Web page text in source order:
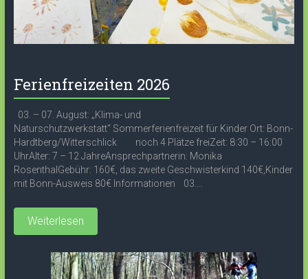
Ferienfreizeiten 2026
03. – 07. August: „Klima- und
Naturschutzwerkstatt“ Sommerferienfreizeit für Kinder Ort: Bonn-
Hardtberg/Witterschlick noch 4 Plätze freiZeit: 8:30 – 16:00
UhrAlter: 7 – 12 JahreAnsprechpartnerin: Monika
RosenthalGebühr: 160€, das zweite Geschwisterkind 140€,Kinder
mit Bonn-Ausweis 80€ Informationen 03....
Weiterlesen